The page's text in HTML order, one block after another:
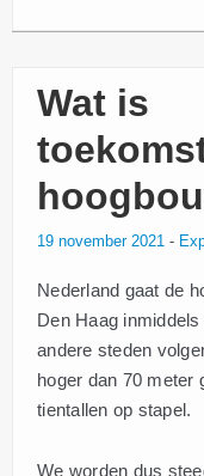
Wat is
19 november 2021 -
Nederland gaat de
Den Haag
andere steden
hoger dan 70 meter
tientallen op stapel.
We worden dus